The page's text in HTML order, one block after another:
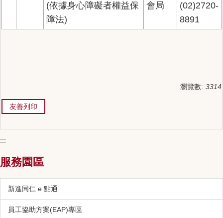
(依據身心障礙者權益保
障法)
會局
(02)2720-
8891
瀏覽數: 3314
友善列印
:::
服務園區
新進同仁 e 點通
員工協助方案(EAP)專區